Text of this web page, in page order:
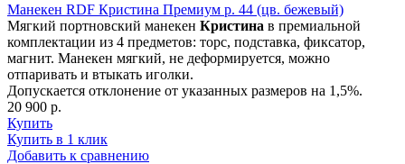
Манекен RDF Кристина Премиум р. 44 (цв. бежевый)
Мягкий портновский манекен Кристина в премиальной
комплектации из 4 предметов: торс, подставка, фиксатор,
магнит. Манекен мягкий, не деформируется, можно
отпаривать и втыкать иголки.
Допускается отклонение от указанных размеров на 1,5%.
20 900 р.
Купить
Купить в 1 клик
Добавить к сравнению